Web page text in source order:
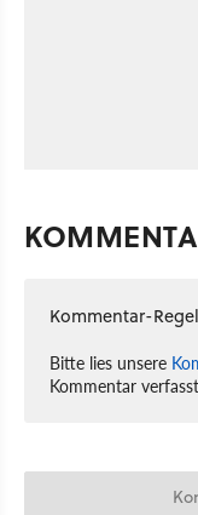
Kommentar-
Bitte lies unsere
Kommentar